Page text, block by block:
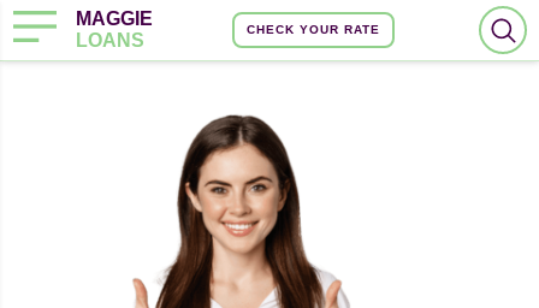
MAGGIE
LOANS
CHECK YOUR RATE